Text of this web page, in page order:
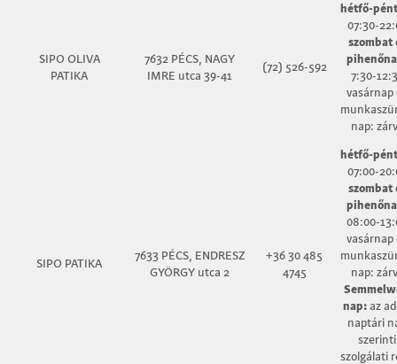
SIPO OLIVA
PATIKA
7632 PÉCS, NAGY
IMRE utca 39-41
(72) 526-592
hétfő-
07:30-
szombat
7:30-
vasárnap
nap:
SIPO PATIKA
7633 PÉCS, ENDRESZ
GYÖRGY utca 2
+36 30 485
4745
hétfő-
07:00-
szombat
08:00-
vasárnap
nap:
nap:az
naptári
szerinti
szolgálati